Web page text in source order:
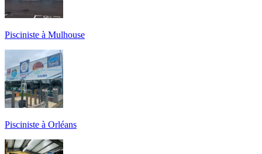
Pisciniste à Mulhouse
Pisciniste à Orléans